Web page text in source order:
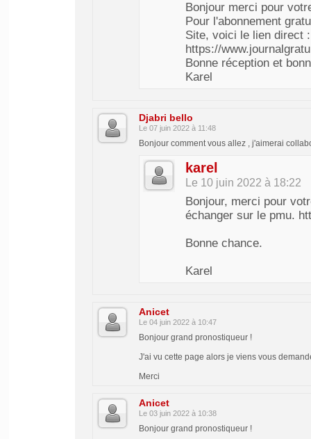
Bonjour merci pour
Pour l'abonnement
Site, voici le lien direct :
https://
Bonne réception et
Karel
Djabri bello
Le 07 juin 2022 à 11:48
Bonjour comment vous allez , j'aimerai
karel
Le 10 juin 2022 à 18:22
Bonjour, merci pour
échanger sur le pmu.
Bonne chance.
Karel
Anicet
Le 04 juin 2022 à 10:47
Bonjour grand pronostiqueur !
J'ai vu cette page alors je viens vous
Merci
Anicet
Le 03 juin 2022 à 10:38
Bonjour grand pronostiqueur !